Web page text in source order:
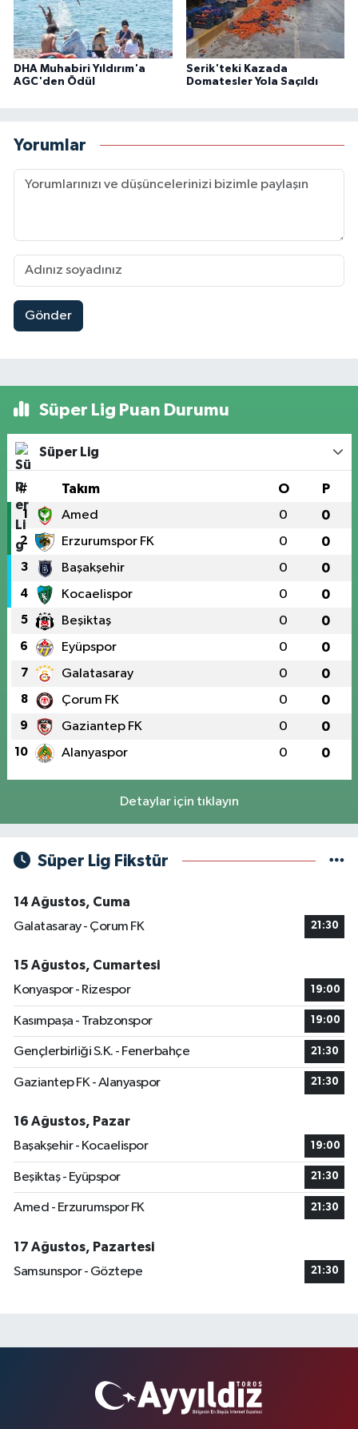
DHA Muhabiri Yıldırım'a
AGC'den Ödül
Serik'teki Kazada
Domatesler Yola Saçıldı
Yorumlar
Gönder
Süper Lig Puan Durumu
Süper Lig
# Takım O P
1 Amed 0 0
2 Erzurumspor FK 0 0
3 Başakşehir 0 0
4 Kocaelispor 0 0
5 Beşiktaş 0 0
6 Eyüpspor 0 0
7 Galatasaray 0 0
8 Çorum FK 0 0
9 Gaziantep FK 0 0
10 Alanyaspor 0 0
Detaylar için tıklayın
Süper Lig Fikstür
14 Ağustos, Cuma
Galatasaray - Çorum FK
21:30
15 Ağustos, Cumartesi
Konyaspor - Rizespor
19:00
Kasımpaşa - Trabzonspor 19:00
Gençlerbirliği S.K. - Fenerbahçe 21:30
Gaziantep FK - Alanyaspor 21:30
16 Ağustos, Pazar
Başakşehir - Kocaelispor
19:00
Beşiktaş - Eyüpspor 21:30
Amed - Erzurumspor FK 21:30
17 Ağustos, Pazartesi
Samsunspor - Göztepe
21:30